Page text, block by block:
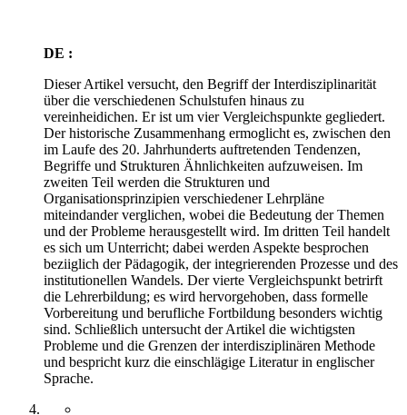
DE :
Dieser Artikel versucht, den Begriff der Interdisziplinarität
über die verschiedenen Schulstufen hinaus zu
vereinheidichen. Er ist um vier Vergleichspunkte gegliedert.
Der historische Zusammenhang ermoglicht es, zwischen den
im Laufe des 20. Jahrhunderts auftretenden Tendenzen,
Begriffe und Strukturen Ähnlichkeiten aufzuweisen. Im
zweiten Teil werden die Strukturen und
Organisationsprinzipien verschiedener Lehrpläne
miteindander verglichen, wobei die Bedeutung der Themen
und der Probleme herausgestellt wird. Im dritten Teil handelt
es sich um Unterricht; dabei werden Aspekte besprochen
beziiglich der Pädagogik, der integrierenden Prozesse und des
institutionellen Wandels. Der vierte Vergleichspunkt betrirft
die Lehrerbildung; es wird hervorgehoben, dass formelle
Vorbereitung und berufliche Fortbildung besonders wichtig
sind. Schließlich untersucht der Artikel die wichtigsten
Probleme und die Grenzen der interdisziplinären Methode
und bespricht kurz die einschlägige Literatur in englischer
Sprache.